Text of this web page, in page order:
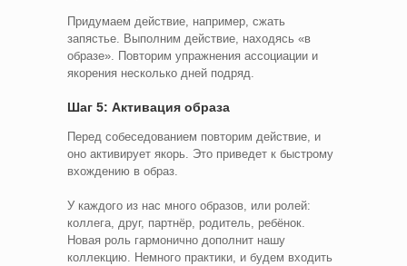
Придумаем действие, например, сжать
запястье. Выполним действие, находясь «в
образе». Повторим упражнения ассоциации и
якорения несколько дней подряд.
Шаг 5: Активация образа
Перед собеседованием повторим действие, и
оно активирует якорь. Это приведет к быстрому
вхождению в образ.
У каждого из нас много образов, или ролей:
коллега, друг, партнёр, родитель, ребёнок.
Новая роль гармонично дополнит нашу
коллекцию. Немного практики, и будем входить